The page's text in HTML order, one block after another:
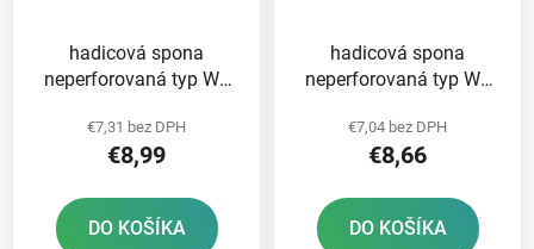
hadicová spona
neperforovaná typ W1
NORMACLAMP TORRO -
výroba Nemecko
€7,31 bez DPH
€8,99
DO KOŠÍKA
hadicová spona
neperforovaná typ W1
NORMACLAMP TORRO -
výroba Nemecko
€7,04 bez DPH
€8,66
DO KOŠÍKA